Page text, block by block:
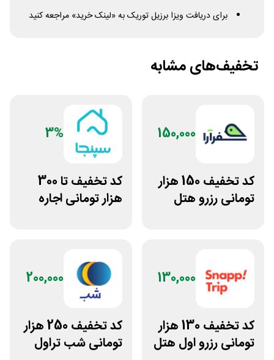
برای دریافت ویزا برزیل توریک به «لینک خرید» مراجعه کنید
تخفیف‌های مشابه
150,000
کد تخفیف 150 هزار
تومانی رزرو هتل
3%
کد تخفیف تا 300
هزار تومانی اجاره
130,000
کد تخفیف 130 هزار
تومانی رزرو اول هتل
200,000
کد تخفیف 250 هزار
تومانی شب تراول